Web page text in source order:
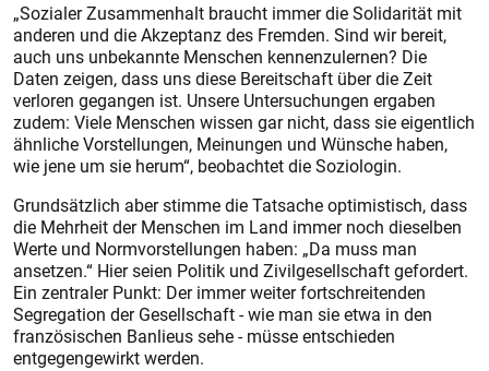
„Sozialer Zusammenhalt braucht immer die Solidarität mit
anderen und die Akzeptanz des Fremden. Sind wir bereit,
auch uns unbekannte Menschen kennenzulernen? Die
Daten zeigen, dass uns diese Bereitschaft über die Zeit
verloren gegangen ist. Unsere Untersuchungen ergaben
zudem: Viele Menschen wissen gar nicht, dass sie eigentlich
ähnliche Vorstellungen, Meinungen und Wünsche haben,
wie jene um sie herum“, beobachtet die Soziologin.
Grundsätzlich aber stimme die Tatsache optimistisch, dass
die Mehrheit der Menschen im Land immer noch dieselben
Werte und Normvorstellungen haben: „Da muss man
ansetzen.“ Hier seien Politik und Zivilgesellschaft gefordert.
Ein zentraler Punkt: Der immer weiter fortschreitenden
Segregation der Gesellschaft - wie man sie etwa in den
französischen Banlieus sehe - müsse entschieden
entgegengewirkt werden.